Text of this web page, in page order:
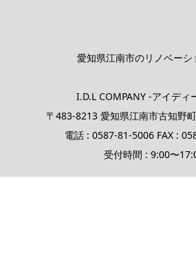
愛知県江南市のリノベーシ
I.D.L COMPANY -アイディ
〒483-8213 愛知県江南市古知野
電話 : 0587-81-5006 FAX :
受付時間 : 9:00〜